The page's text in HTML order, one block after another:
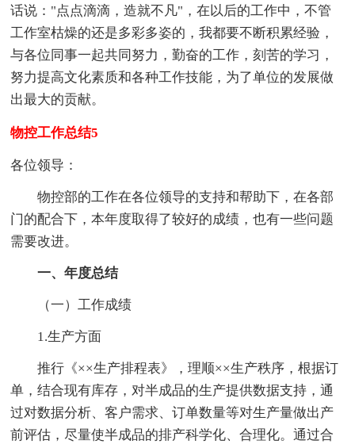
话说："点点滴滴，造就不凡"，在以后的工作中，不管
工作室枯燥的还是多彩多姿的，我都要不断积累经验，
与各位同事一起共同努力，勤奋的工作，刻苦的学习，
努力提高文化素质和各种工作技能，为了单位的发展做
出最大的贡献。
物控工作总结5
各位领导：
物控部的工作在各位领导的支持和帮助下，在各部
门的配合下，本年度取得了较好的成绩，也有一些问题
需要改进。
一、年度总结
（一）工作成绩
1.生产方面
推行《××生产排程表》，理顺××生产秩序，根据订
单，结合现有库存，对半成品的生产提供数据支持，通
过对数据分析、客户需求、订单数量等对生产量做出产
前评估，尽量使半成品的排产科学化、合理化。通过合